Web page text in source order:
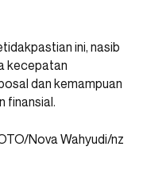
ini, nasib
kecepatan
dan kemampuan
finansial.
Nova Wahyudi/nz